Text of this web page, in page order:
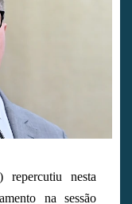
nesta
na sessão